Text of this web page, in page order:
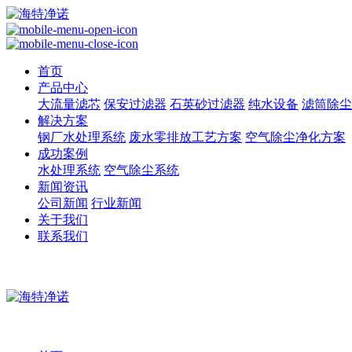
首页
产品中心
大流量滤芯 保安过滤器 石英砂过滤器 纯水设备 滤筒除
解决方案
钢厂水处理系统 废水零排放工艺方案 空气除尘净化方案
成功案例
水处理系统 空气除尘系统
新闻资讯
公司新闻 行业新闻
关于我们
联系我们